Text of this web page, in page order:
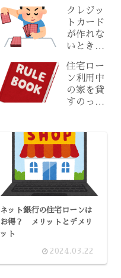
【2025最
新版：専
門徹底解
説】
本ステッ
プ
クレジッ
トカード
が作れな
いときの
査がゆる
めのおす
すめカー
ド
住宅ロー
ン利用中
の家を貸
すのって
危険な落
とし穴
ネット銀行の住宅ローンは
お得？ メリットとデメリ
ット
2024.03.22